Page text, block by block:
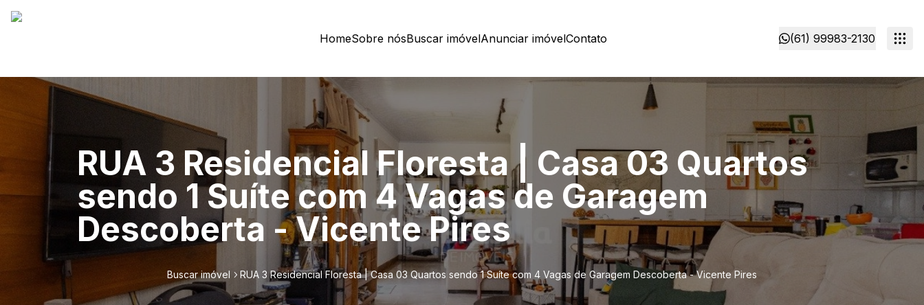
HomeSobre nósBuscar imóvelAnunciar imóvelContato (61) 99983-2130
RUA 3 Residencial Floresta | Casa 03 Quartos
sendo 1 Suíte com 4 Vagas de Garagem
Descoberta - Vicente Pires
Buscar imóvel RUA 3 Residencial Floresta | Casa 03 Quartos sendo 1 Suíte com 4 Vagas de Garagem Descoberta - Vicente Pires